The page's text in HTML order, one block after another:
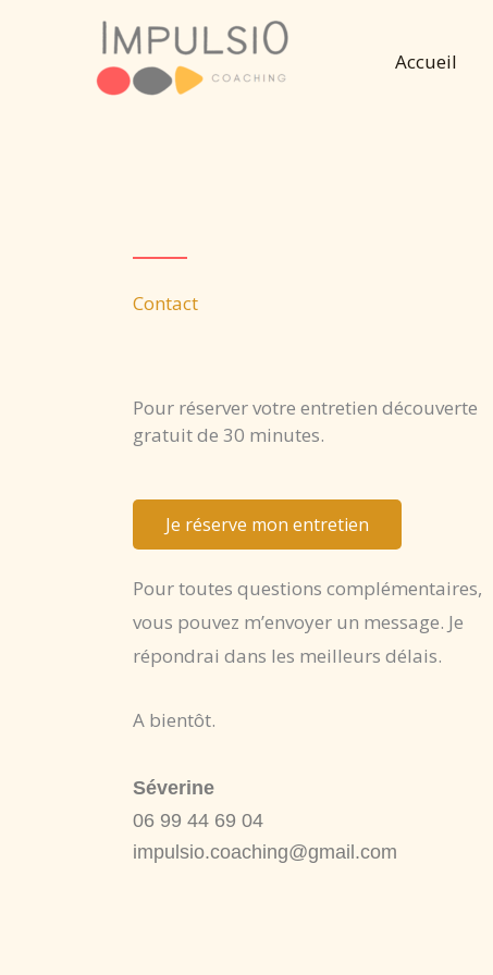
Accueil
Contact
Pour réserver votre entretien découverte
gratuit de 30 minutes.
Je réserve mon entretien
Pour toutes questions complémentaires,
vous pouvez m’envoyer un message. Je
répondrai dans les meilleurs délais.
A bientôt.
Séverine
06 99 44 69 04
impulsio.coaching@gmail.com